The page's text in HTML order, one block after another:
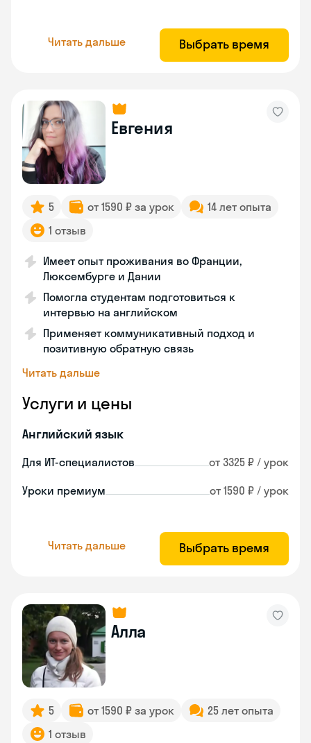
Читать дальше Выбрать время
Евгения
5 от 1590 ₽ за урок
14 лет опыта
1 отзыв
Имеет опыт проживания во Франции,
Люксембурге и Дании
Помогла студентам подготовиться к
интервью на английском
Применяет коммуникативный подход и
позитивную обратную связь
Читать дальше
Услуги и цены
Английский язык
Для ИТ-специалистов от 3325 ₽ / урок
Уроки премиум от 1590 ₽ / урок
Читать дальше Выбрать время
Алла
5 от 1590 ₽ за урок
25 лет опыта
1 отзыв